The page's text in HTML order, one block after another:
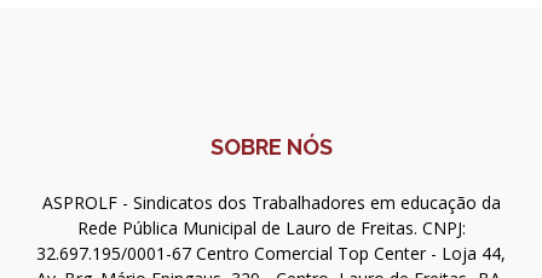
SOBRE NÓS
ASPROLF - Sindicatos dos Trabalhadores em educação da
Rede Pública Municipal de Lauro de Freitas. CNPJ:
32.697.195/0001-67 Centro Comercial Top Center - Loja 44,